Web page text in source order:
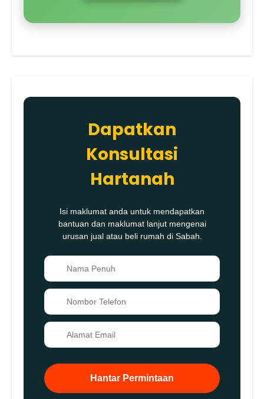
Dapatkan
Konsultasi
Hartanah
Isi maklumat anda untuk mendapatkan
bantuan dan maklumat lanjut mengenai
urusan jual atau beli rumah di Sabah.
Hantar Permintaan